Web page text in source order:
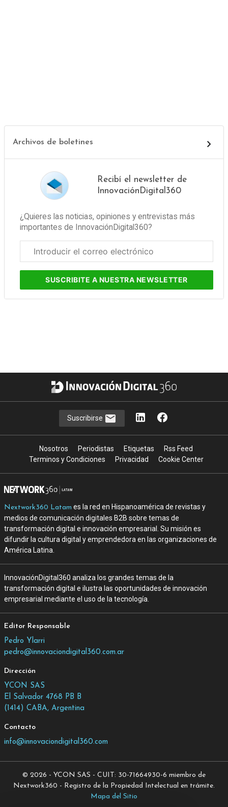
Archivos de boletines
Recibí el newsletter de
InnovaciónDigital360
¿Quieres las noticias, opiniones y entrevistas más
importantes de InnovaciónDigital360?
electrónico
SUSCRIBITE A NUESTRA NEWSLETTER
Suscribirse
Nosotros Periodistas Etiquetas
Rss Feed
Terminos y Condiciones
Privacidad Cookie Center
Nextwork360 Latam es la red en Hispanoamérica de revistas y
medios de comunicación digitales B2B sobre temas de
transformación digital e innovación empresarial. Su misión es
difundir la cultura digital y emprendedora en las organizaciones de
América Latina.
InnovaciónDigital360 analiza los grandes temas de la
transformación digital e ilustra las oportunidades de innovación
empresarial mediante el uso de la tecnología.
Editor Responsable
Pedro Ylarri
pedro@innovaciondigital360.com.ar
Dirección
YCON SAS
El Salvador 4768 PB B
(1414) CABA, Argentina
Contacto
info@innovaciondigital360.com
© 2026 - YCON SAS - CUIT: 30-71664930-6 miembro de
Nextwork360 - Registro de la Propiedad Intelectual en trámite.
Mapa del Sitio